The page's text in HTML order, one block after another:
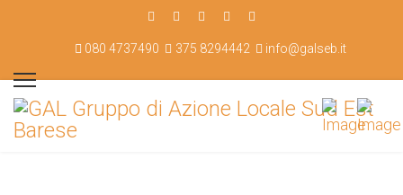
080 4737490 375 8294442 info@galseb.it